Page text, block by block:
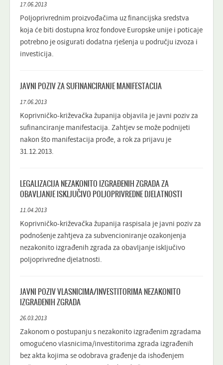
17.06.2013
Poljoprivrednim proizvođačima uz financijska sredstva
koja će biti dostupna kroz fondove Europske unije i poticaje
potrebno je osigurati dodatna rješenja u području izvoza i
investicija.
JAVNI POZIV ZA SUFINANCIRANJE MANIFESTACIJA
17.06.2013
Koprivničko-križevačka županija objavila je javni poziv za
sufinanciranje manifestacija. Zahtjev se može podnijeti
nakon što manifestacija prođe, a rok za prijavu je
31.12.2013.
LEGALIZACIJA NEZAKONITO IZGRAĐENIH ZGRADA ZA
OBAVLJANJE ISKLJUČIVO POLJOPRIVREDNE DJELATNOSTI
11.04.2013
Koprivničko-križevačka županija raspisala je javni poziv za
podnošenje zahtjeva za subvencioniranje ozakonjenja
nezakonito izgrađenih zgrada za obavljanje isključivo
poljoprivredne djelatnosti.
JAVNI POZIV VLASNICIMA/INVESTITORIMA NEZAKONITO
IZGRAĐENIH ZGRADA
26.03.2013
Zakonom o postupanju s nezakonito izgrađenim zgradama
omogućeno vlasnicima/investitorima zgrada izgrađenih
bez akta kojima se odobrava građenje da ishođenjem